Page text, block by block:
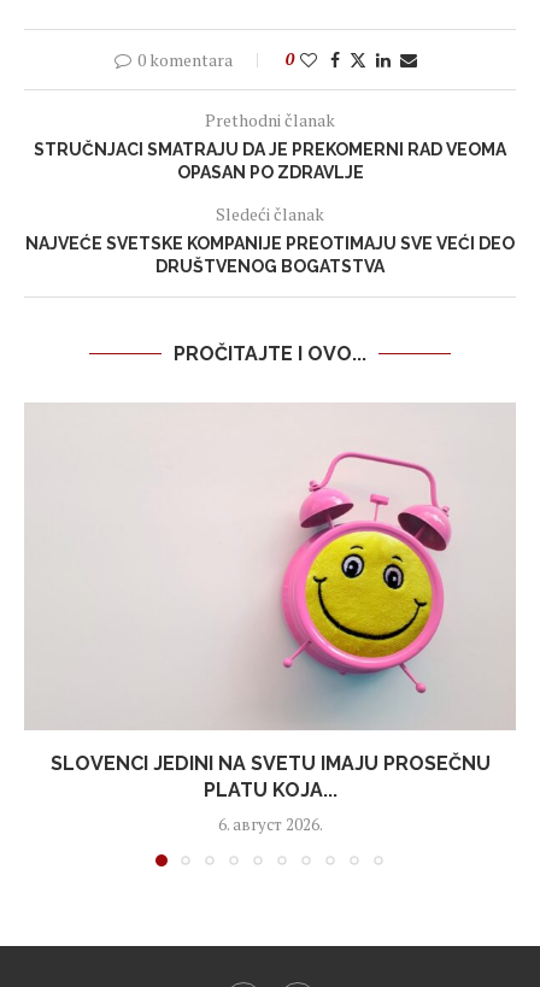
0 komentara 0
Prethodni članak
STRUČNJACI SMATRAJU DA JE PREKOMERNI RAD VEOMA
OPASAN PO ZDRAVLJE
Sledeći članak
NAJVEĆE SVETSKE KOMPANIJE PREOTIMAJU SVE VEĆI DEO
DRUŠTVENOG BOGATSTVA
PROČITAJTE I OVO...
SLOVENCI JEDINI NA SVETU IMAJU PROSEČNU
PLATU KOJA...
6. август 2026.